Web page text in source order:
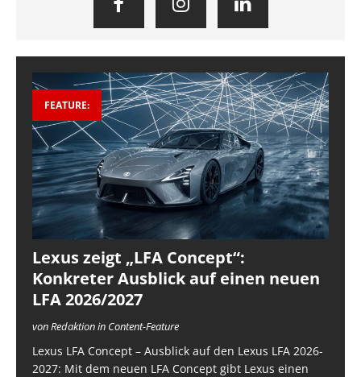
FEATURE:
Lexus zeigt „LFA Concept“:
Konkreter Ausblick auf einen neuen
LFA 2026/2027
von Redaktion in Content-Feature
Lexus LFA Concept – Ausblick auf den Lexus LFA 2026-
2027: Mit dem neuen LFA Concept gibt Lexus einen